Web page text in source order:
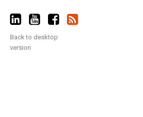
Back to desktop
version